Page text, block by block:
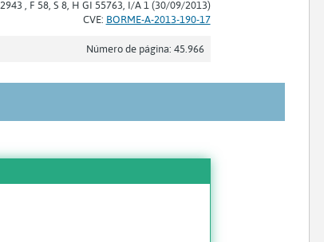
, F 58, S 8, H GI 55763, I/A 1 (30/09/2013)
CVE: BORME-A-2013-190-17
Número de página: 45.966